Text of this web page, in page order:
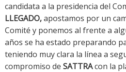
candidata a la presidencia del
LLEGADO,apostamos por un
Comité y ponemos al frente a
años se ha estado preparando
teniendo muy clara la línea a
compromiso de SATTRAcon la